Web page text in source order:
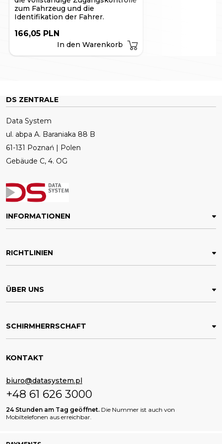
Mail-Adresse gesendet und können über einen Browser
auf einem herkömmlichen Computer eingesehen
zum Fahrzeug und die
Identifikation der Fahrer.
166,05 PLN
In den Warenkorb
DS ZENTRALE
Data System
ul. abpa A. Baraniaka 88 B
61-131 Poznań | Polen
Gebäude C, 4. OG
INFORMATIONEN
RICHTLINIEN
ÜBER UNS
SCHIRMHERRSCHAFT
KONTAKT
biuro@datasystem.pl
+48 61 626 3000
24 Stunden am Tag geöffnet. Die Nummer ist auch von
Mobiltelefonen aus erreichbar.